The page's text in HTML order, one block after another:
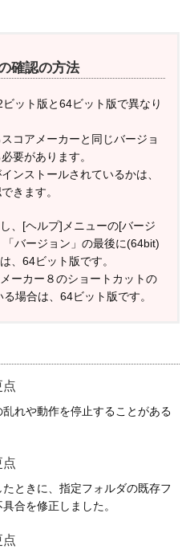
確認の方法
ット版と64ビット版で異なり
コアメーカーと同じバージョ
要があります。
ンストールされているかは、
きます。
、[ヘルプ]メニューの[バージ
「バージョン」の最後に(64bit)
、64ビット版です。
ーカー８のショートカットの
場合は、64ビット版です。
点
れや動作を停止することがある
点
ときに、指定フォルダの既存フ
合を修正しました。
点